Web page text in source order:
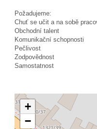
Požadujeme:
Chuť se učit a na sobě
Obchodní talent
Komunikační schopnosti
Pečlivost
Zodpovědnost
Samostatnost
+
−